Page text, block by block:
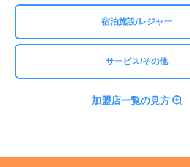
宿泊施設/レジャー
サービス/その他
加盟店一覧の見方